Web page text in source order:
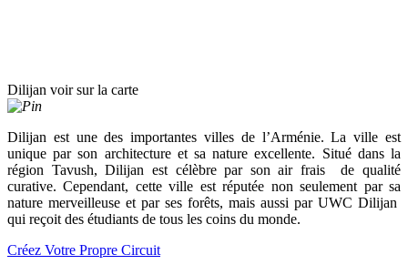
Dilijan voir sur la carte
Dilijan est une des importantes villes de l’Arménie. La ville est
unique par son architecture et sa nature excellente. Situé dans la
région Tavush, Dilijan est célèbre par son air frais de qualité
curative. Cependant, cette ville est réputée non seulement par sa
nature merveilleuse et par ses forêts, mais aussi par UWC Dilijan
qui reçoit des étudiants de tous les coins du monde.
Créez Votre Propre Circuit